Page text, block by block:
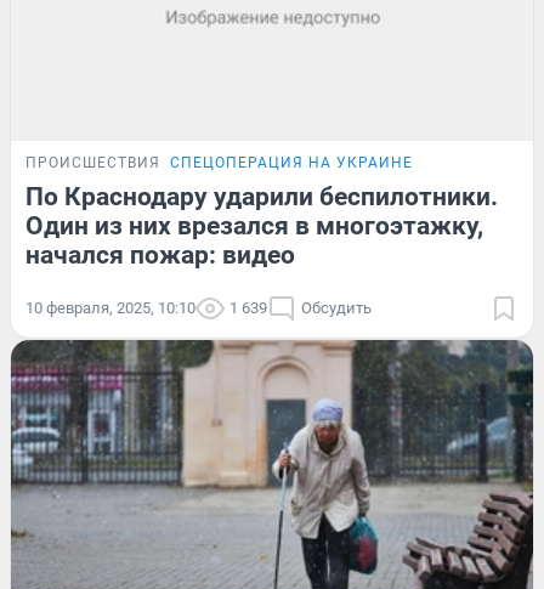
ПРОИСШЕСТВИЯ СПЕЦОПЕРАЦИЯ НА УКРАИНЕ
По Краснодару ударили беспилотники.
Один из них врезался в многоэтажку,
начался пожар: видео
10 февраля, 2025, 10:10 1 639 Обсудить